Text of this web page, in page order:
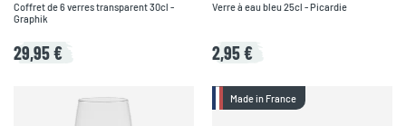
Coffret de 6 verres transparent 30cl -
Graphik
29,95 €
Verre à eau bleu 25cl - Picardie
2,95 €
Made in France